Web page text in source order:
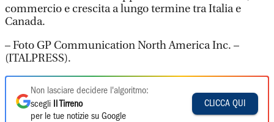
commercio e crescita a lungo termine tra Italia e
Canada.
– Foto GP Communication North America Inc. –
(ITALPRESS).
Non lasciare decidere l'algoritmo:
scegli
Il Tirreno
per le tue notizie su Google
CLICCA QUI